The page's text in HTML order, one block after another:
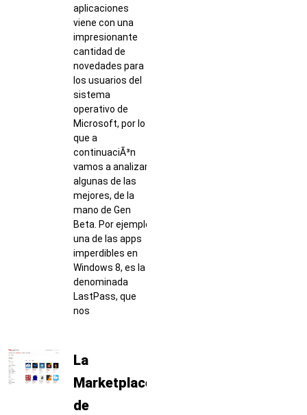
aplicaciones
viene con una
impresionante
cantidad de
novedades para
los usuarios del
sistema
operativo de
Microsoft, por lo
que a
continuaciÃ³n
vamos a analizar
algunas de las
mejores, de la
mano de Gen
Beta. Por ejemplo,
una de las apps
imperdibles en
Windows 8, es la
denominada
LastPass, que
nos
La
Marketplace
de